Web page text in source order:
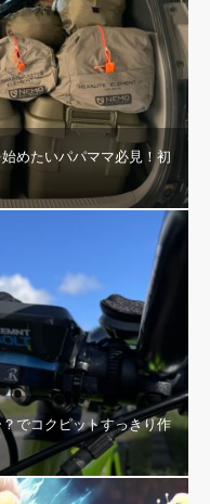
めたいパパママ必見！初
でコクピットすっきり作